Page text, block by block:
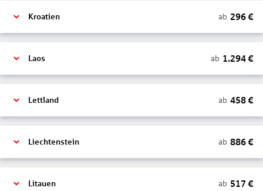
Kroatien ab 296€
Laos ab 1.294€
Lettland ab 458€
Liechtenstein ab 886€
Litauen ab 517 €